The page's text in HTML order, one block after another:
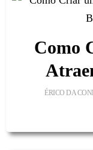
Como
ÉRICO DA